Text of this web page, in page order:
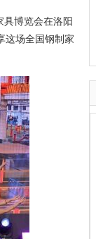
博览会在洛阳
这场全国钢制家